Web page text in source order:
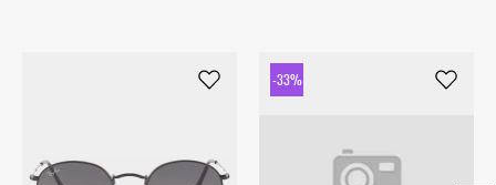
-33%